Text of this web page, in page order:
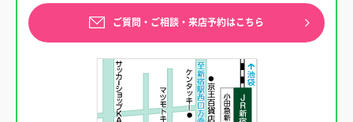
ご質問・ご相談・来店予約はこちら